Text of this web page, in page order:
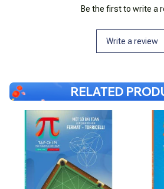
Be the first to write a
Write a review
RELATED